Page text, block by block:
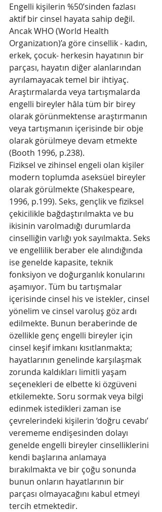
Engelli kişilerin %50’sinden fazlası
aktif bir cinsel hayata sahip değil.
Ancak WHO (World Health
Organizatıon)’a göre cinsellik - kadın,
erkek, çocuk- herkesin hayatının bir
parçası, hayatın diğer alanlarından
ayrılamayacak temel bir ihtiyaç.
Araştırmalarda veya tartışmalarda
engelli bireyler hâla tüm bir birey
olarak görünmektense araştırmanın
veya tartışmanın içerisinde bir obje
olarak görülmeye devam etmekte
(Booth 1996, p.238).
Fiziksel ve zihinsel engeli olan kişiler
modern toplumda aseksüel bireyler
olarak görülmekte (Shakespeare,
1996, p.199). Seks, gençlik ve fiziksel
çekicilikle bağdaştırılmakta ve bu
ikisinin varolmadığı durumlarda
cinselliğin varlığı yok sayılmakta. Seks
ve engellilik beraber ele alındığında
ise genelde kapasite, teknik
fonksiyon ve doğurganlık konularını
aşamıyor. Tüm bu tartışmalar
içerisinde cinsel his ve istekler, cinsel
yönelim ve cinsel varoluş göz ardı
edilmekte. Bunun beraberinde de
özellikle genç engelli bireyler için
cinsel keşif imkanı kısıtlanmakta;
hayatlarının genelinde karşılaşmak
zorunda kaldıkları limitli yaşam
seçenekleri de elbette ki özgüveni
etkilemekte. Soru sormak veya bilgi
edinmek istedikleri zaman ise
çevrelerindeki kişilerin ‘doğru cevabı’
verememe endişesinden dolayı
genelde engelli bireyler cinselliklerini
kendi başlarına anlamaya
bırakılmakta ve bir çoğu sonunda
bunun onların hayatlarının bir
parçası olmayacağını kabul etmeyi
tercih etmektedir.